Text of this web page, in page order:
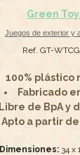
Green
Juegos de exterior y
Ref. GT-
100% plástico
Fabricado
Libre de BpA y
Apto a partir
Dimensiones: 34 x